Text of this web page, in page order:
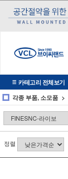
카테고리 전체보기
각종 부품, 소모품
정렬